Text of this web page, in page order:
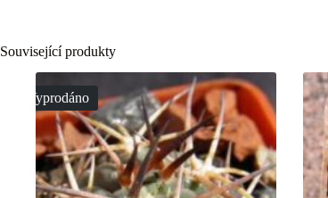
Související produkty
Vyprodáno